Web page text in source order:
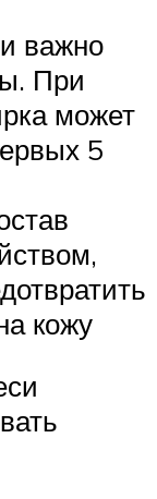
важно
При
может
5
кожу